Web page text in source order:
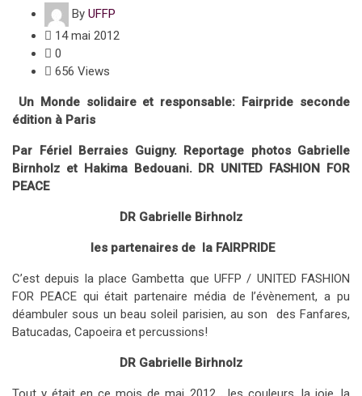
By UFFP
14 mai 2012
0
656 Views
Un Monde solidaire et responsable: Fairpride seconde
édition à Paris
Par Fériel Berraies Guigny. Reportage photos Gabrielle
Birnholz et Hakima Bedouani. DR UNITED FASHION FOR
PEACE
DR Gabrielle Birhnolz
les partenaires de la FAIRPRIDE
C’est depuis la place Gambetta que UFFP / UNITED FASHION
FOR PEACE qui était partenaire média de l’évènement, a pu
déambuler sous un beau soleil parisien, au son des Fanfares,
Batucadas, Capoeira et percussions!
DR Gabrielle Birhnolz